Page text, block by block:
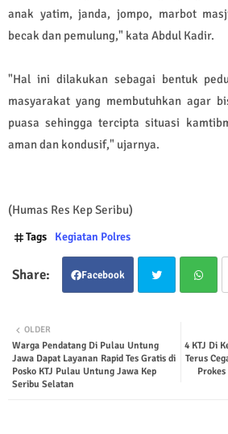
anak yatim, janda, jompo, marbot
becak dan pemulung," kata Abdul Kadir.
"Hal ini dilakukan sebagai bentuk
masyarakat yang membutuhkan agar
puasa sehingga tercipta situasi
aman dan kondusif," ujarnya.
(Humas Res Kep Seribu)
Tags Kegiatan Polres
Facebook
ter tsap
4 KTJ Di
Terus
OLDER
Warga Pendatang Di Pulau Untung
Jawa Dapat Layanan Rapid Tes Gratis di
Posko KTJ Pulau Untung Jawa Kep
Seribu Selatan